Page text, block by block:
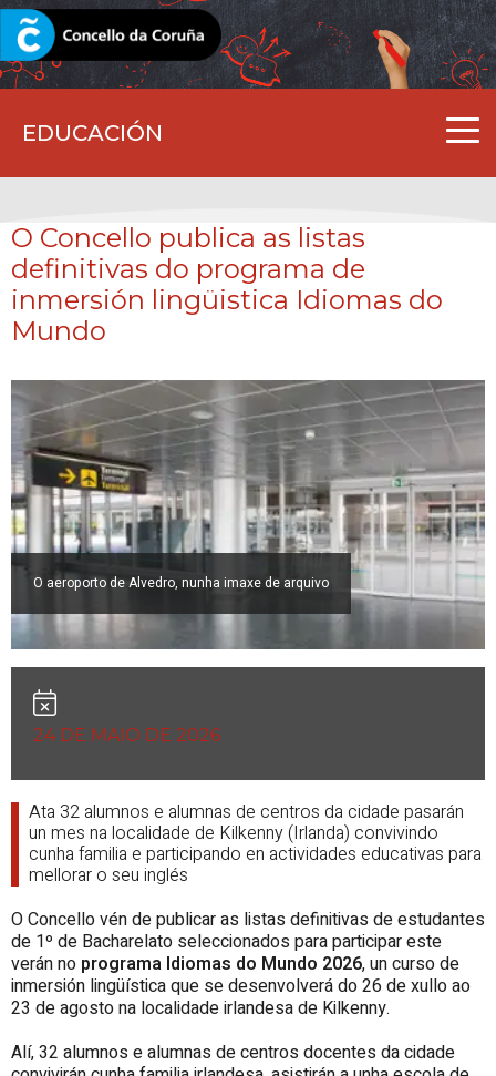
EDUCACIÓN
CORUNA.GAL
O Concello publica as listas
definitivas do programa de
inmersión lingüistica Idiomas do
Mundo
O aeroporto de Alvedro, nunha imaxe de arquivo
24 DE MAIO DE 2026
Ata 32 alumnos e alumnas de centros da cidade pasarán
un mes na localidade de Kilkenny (Irlanda) convivindo
cunha familia e participando en actividades educativas para
mellorar o seu inglés
O Concello vén de publicar as listas definitivas de estudantes
de 1º de Bacharelato seleccionados para participar este
verán no programa Idiomas do Mundo 2026, un curso de
inmersión lingüística que se desenvolverá do 26 de xullo ao
23 de agosto na localidade irlandesa de Kilkenny.
Alí, 32 alumnos e alumnas de centros docentes da cidade